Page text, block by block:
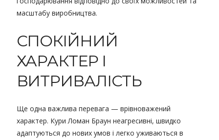
масштабу виробництва.
СПОКІЙНИЙ
ХАРАКТЕР І
ВИТРИВАЛІСТЬ
Ще одна важлива перевага — врівноважений
характер. Кури Ломан Браун неагресивні, швидко
адаптуються до нових умов і легко уживаються в